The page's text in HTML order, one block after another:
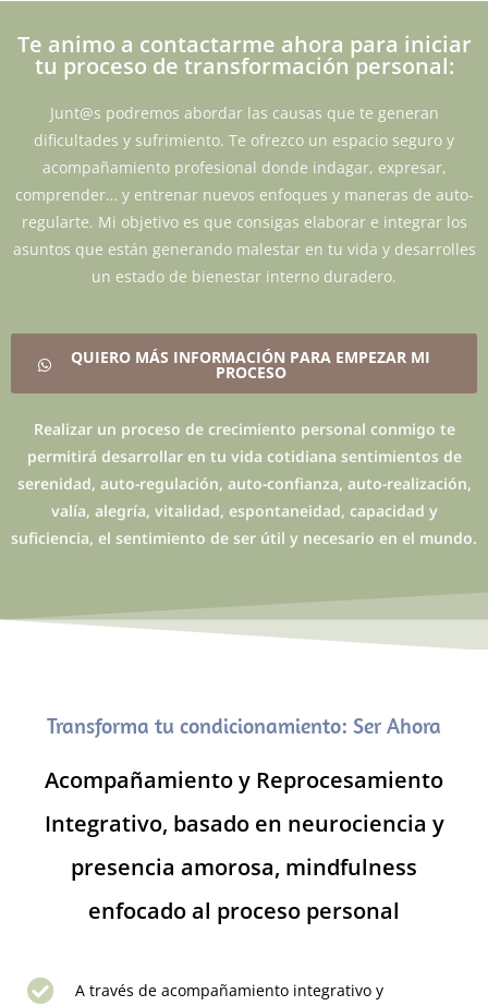
Te animo a contactarme ahora para iniciar
tu proceso de transformación personal:
Junt@s podremos abordar las causas que te generan
dificultades y sufrimiento. Te ofrezco un espacio seguro y
acompañamiento profesional donde indagar, expresar,
comprender… y entrenar nuevos enfoques y maneras de auto-
regularte. Mi objetivo es que consigas elaborar e integrar los
asuntos que están generando malestar en tu vida y desarrolles
un estado de bienestar interno duradero.
QUIERO MÁS INFORMACIÓN PARA EMPEZAR MI
PROCESO
Realizar un proceso de crecimiento personal conmigo te
permitirá desarrollar en tu vida cotidiana sentimientos de
serenidad, auto-regulación, auto-confianza, auto-realización,
valía, alegría, vitalidad, espontaneidad, capacidad y
suficiencia, el sentimiento de ser útil y necesario en el mundo.
Transforma tu condicionamiento: Ser Ahora
Acompañamiento y Reprocesamiento
Integrativo, basado en neurociencia y
presencia amorosa, mindfulness
enfocado al proceso personal
A través de acompañamiento integrativo y